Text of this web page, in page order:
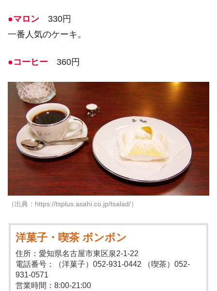
●マロン 330円
一番人気のケーキ。
●コーヒー 360円
（出典：https://tsplus.asahi.co.jp/tsalad/）
洋菓子・喫茶 ボンボン
住所：愛知県名古屋市東区泉2-1-22
電話番号：（洋菓子）052-931-0442 （喫茶）052-
931-0571
営業時間：8:00-21:00